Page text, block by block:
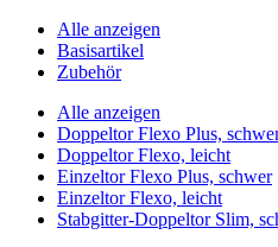
Alle anzeigen
Basisartikel
Zubehör
Alle anzeigen
Doppeltor Flexo Plus,
Doppeltor Flexo, leicht
Einzeltor Flexo Plus, schwer
Einzeltor Flexo, leicht
Stabgitter-Doppeltor Slim,